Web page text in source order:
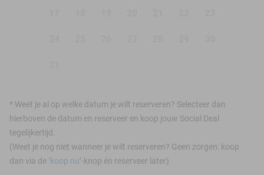
* Weet je al op welke datum je wilt reserveren? Selecteer dan
hierboven de datum en reserveer en koop jouw Social Deal
tegelijkertijd.
(Weet je nog niet wanneer je wilt reserveren? Geen zorgen: koop
dan via de ‘koop nu’-knop én reserveer later)